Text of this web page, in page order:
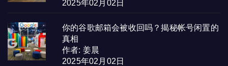
2025年02月02日
你的谷歌邮箱会被收回吗？揭秘帐号闲置的
真相
作者: 姜晨
2025年02月02日